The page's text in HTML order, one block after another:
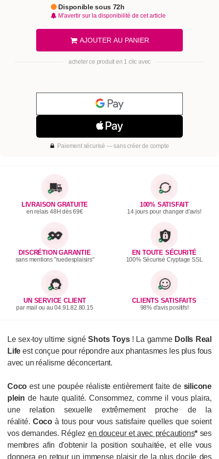
Disponible sous 72h
M'avertir sur la disponibilité de cet article
AJOUTER AU PANIER
acheter ce produit en 1 clic avec
Paiement sécurisé — sans créer de compte
LIVRAISON GRATUITE
en relais 48H dès 69€
100% SATISFAIT
14 jours pour changer d'avis!
DISCRÉTION GARANTIE
sans mentions "ruedesplaisirs"
EN TOUTE SÉCURITÉ
100% Sécurisé Cryptage SSL
UN SERVICE CLIENT
par mail ou au 04.91.82.80.15
CLIENTS SATISFAITS
98% d'avis positifs!
Le sex-toy ultime signéShots Toys! La gamme Dolls Real
Life est conçue pour répondre aux phantasmes les plus fous
avec un réalisme déconcertant.
Cocoest une poupée réaliste entièrement faite de silicone
plein de haute qualité. Consommez, comme il vous plaira,
une relation sexuelle extrêmement proche de la
réalité. Cocoà tous pour vous satisfaire quelles que soient
vos demandes. Réglez en douceur et avec précautions* ses
membres afin d'obtenir la position souhaitée, et elle vous
donnera en retour un immense plaisir de la plus docile des